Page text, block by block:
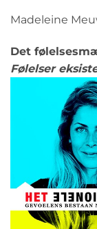
Madeleine
Det
Følelser